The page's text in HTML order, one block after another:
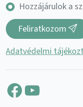
Hozzájárulok a
Feliratkozom
Adatvédelmi
Facebook
YouTube